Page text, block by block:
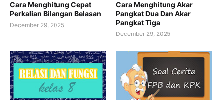
Cara Menghitung Cepat
Perkalian Bilangan Belasan
December 29, 2025
Cara Menghitung Akar
Pangkat Dua Dan Akar
Pangkat Tiga
December 29, 2025